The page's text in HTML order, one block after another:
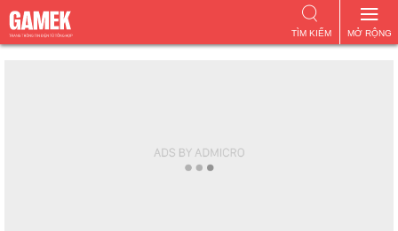
MỞ RỘNG
TÌM KIẾM